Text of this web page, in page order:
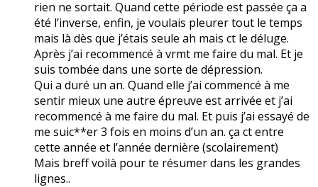
rien ne sortait. Quand cette période est passée ça a
été l’inverse, enfin, je voulais pleurer tout le temps
mais là dès que j’étais seule ah mais ct le déluge.
Après j’ai recommencé à vrmt me faire du mal. Et je
suis tombée dans une sorte de dépression.
Qui a duré un an. Quand elle j’ai commencé à me
sentir mieux une autre épreuve est arrivée et j’ai
recommencé à me faire du mal. Et puis j’ai essayé de
me suic**er 3 fois en moins d’un an. ça ct entre
cette année et l’année dernière (scolairement)
Mais breff voilà pour te résumer dans les grandes
lignes..